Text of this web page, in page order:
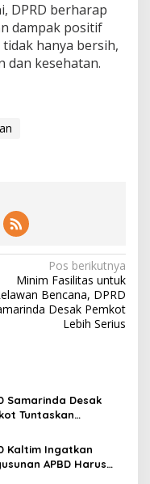
DPRD berharap
dampak positif
hanya bersih,
dan kesehatan.
Pos berikutnya
Minim Fasilitas untuk
Bencana, DPRD
Desak Pemkot
Lebih Serius
Samarinda Desak
Tuntaskan
Samarinda II
Kaltim Ingatkan
APBD Harus